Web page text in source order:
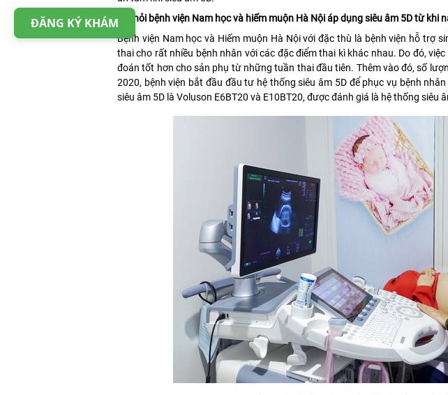
Xin hỏi bệnh viện Nam học và hiếm muộn Hà Nội áp dụng siêu âm 5D từ khi
Bệnh viện Nam học và Hiếm muộn Hà Nội với đặc thù là bệnh viện hỗ trợ
thai cho rất nhiều bệnh nhân với các đặc điểm thai kì khác nhau. Do đó,
đoán tốt hơn cho sản phụ từ những tuần thai đầu tiên. Thêm vào đó, số
2020, bệnh viện bắt đầu đầu tư hệ thống siêu âm 5D để phục vụ bệnh
siêu âm 5D là Voluson E6BT20 và E10BT20, được đánh giá là hệ thống siêu
ĐĂNG KÝ KHÁM